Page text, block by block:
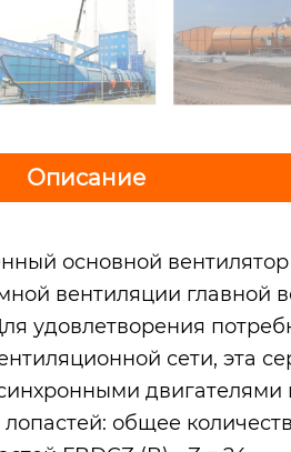
Описание
основной
вентиляции главной
удовлетворения
сети, эта
общее